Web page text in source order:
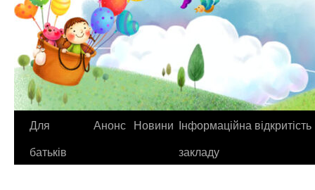
Для
батьків
Анонс Новини Інформаційна відкритість
закладу